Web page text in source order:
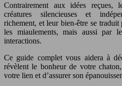
Contrairement aux idées reçues,
créatures silencieuses et
richement, et leur bien-être se
les miaulements, mais aussi par
interactions.
Ce guide complet vous aidera à
révèlent le bonheur de votre
votre lien et d’assurer son